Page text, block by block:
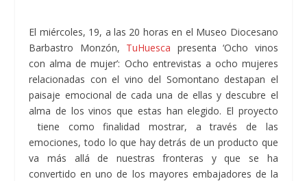
El miércoles, 19, a las 20 horas en el Museo Diocesano
Barbastro Monzón, TuHuesca presenta ‘Ocho vinos
con alma de mujer’: Ocho entrevistas a ocho mujeres
relacionadas con el vino del Somontano destapan el
paisaje emocional de cada una de ellas y descubre el
alma de los vinos que estas han elegido. El proyecto
tiene como finalidad mostrar, a través de las
emociones, todo lo que hay detrás de un producto que
va más allá de nuestras fronteras y que se ha
convertido en uno de los mayores embajadores de la